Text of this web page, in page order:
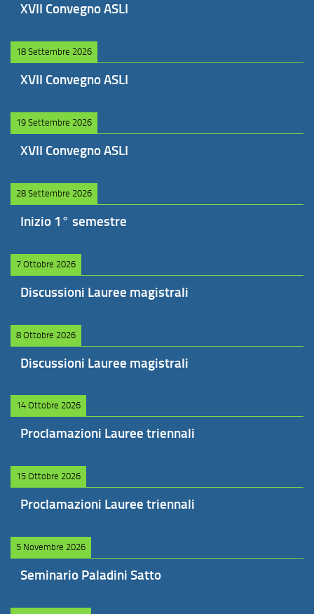
XVII Convegno ASLI
18 Settembre 2026
XVII Convegno ASLI
19 Settembre 2026
XVII Convegno ASLI
28 Settembre 2026
Inizio 1° semestre
7 Ottobre 2026
Discussioni Lauree magistrali
8 Ottobre 2026
Discussioni Lauree magistrali
14 Ottobre 2026
Proclamazioni Lauree triennali
15 Ottobre 2026
Proclamazioni Lauree triennali
5 Novembre 2026
Seminario Paladini Satto